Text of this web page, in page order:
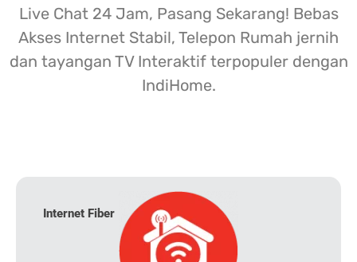
Live Chat 24 Jam, Pasang Sekarang! Bebas
Akses Internet Stabil, Telepon Rumah jernih
dan tayangan TV Interaktif terpopuler dengan
IndiHome.
Internet Fiber